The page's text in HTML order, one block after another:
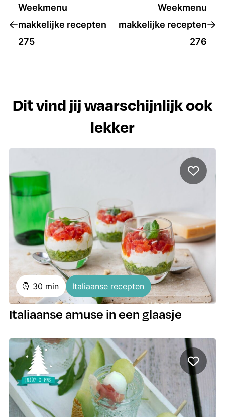
Weekmenu
makkelijke recepten
275
Weekmenu
makkelijke recepten
276
Dit vind jij waarschijnlijk ook
lekker
30 minuten
min Italiaanse recepten
Italiaanse amuse in een glaasje